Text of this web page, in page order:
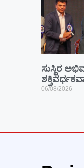
ಸುಸ್ಥಿರ
06/08/2026